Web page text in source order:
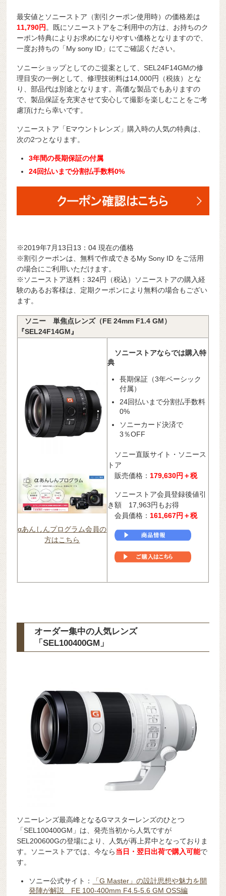
最安値とソニーストア（割引クーポン使用時）の価格差は
11,790円 。既にソニーストアをご利用中の方は、お持ちのク
ーポン特典によりお求めになりやすい価格となりますので、
一度お持ちの「My sony ID」にてご確認ください。
ソニーショップとしてのご提案として、SEL24F14GMの修
理目安の一例として、修理技術料は14,000円（税抜）とな
り、部品代は別途となります。高価な製品でもありますの
で、製品保証を充実させて安心して撮影を楽しむことをご考
慮頂けたら幸いです。
ソニーストア「Eマウントレンズ」購入時の人気の特典は、
次の2つとなります。
3年間の長期保証の付属
24回払いまで分割払手数料0%
※2019年7月13日13：04 現在の価格
※割引クーポンは、無料で作成できるMy Sony ID をご活用
の場合にご利用いただけます。
※ソニーストア送料：324円（税込）ソニーストアの購入経
験のあるお客様は、定期クーポンにより無料の場合もござい
ます。
ソニー 単焦点レンズ（FE 24mm F1.4 GM）
『SEL24F14GM』
αあんしんプログラム会員の
方はこちら
ソニーストアならでは購入特
典
長期保証（3年ベーシック
付属）
24回払いまで分割払手数料
0%
ソニーカード決済で
3％OFF
ソニー直販サイト・ソニース
トア
販売価格： 179,630円＋税
ソニーストア会員登録後値引
き額 17,963円もお得
会員価格：161,667円＋税
オーダー集中の人気レンズ
「SEL100400GM」
ソニーレンズ最高峰となるGマスターレンズのひとつ
「SEL100400GM」は、発売当初から人気ですが
SEL200600Gの登場により、人気が再上昇中となっておりま
す。ソニーストアでは、今なら当日・翌日出荷で購入可能で
す。
ソニー公式サイト：
「G Master」の設計思想や魅力を開
発陣が解説 FE 100-400mm F4.5-5.6 GM OSS編